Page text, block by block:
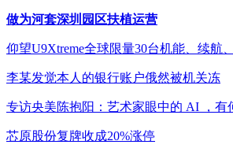
做为河套深圳园区扶植运营
仰望U9Xtreme全球限量30台机能、续航
李某发觉本人的银行账户俄然被机关冻
专访央美陈抱阳：艺术家眼中的 AI ，有
芯原股份复牌收成20%涨停